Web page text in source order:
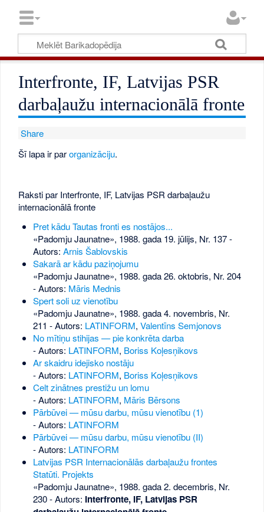
Interfronte, IF, Latvijas PSR
darbaļaužu internacionālā fronte
Share
Šī lapa ir parorganizāciju.
Raksti par Interfronte, IF, Latvijas PSR darbaļaužu
internacionālā fronte
Pret kādu Tautas fronti es nostājos...
«Padomju Jaunatne», 1988. gada 19. jūlijs, Nr. 137-
Autors: Arnis Šablovskis
Sakarā ar kādu paziņojumu
«Padomju Jaunatne», 1988. gada 26. oktobris, Nr. 204
- Autors: Māris Mednis
Spert soli uz vienotību
«Padomju Jaunatne», 1988. gada 4. novembris, Nr.
211 - Autors: LATINFORM, Valentīns Semjonovs
No mītiņu stihijas — pie konkrēta darba
- Autors: LATINFORM, Boriss Koļesņikovs
Ar skaidru idejisko nostāju
- Autors: LATINFORM, Boriss Koļesņikovs
Celt zinātnes prestižu un lomu
- Autors: LATINFORM, Māris Bērsons
Pārbūvei — mūsu darbu, mūsu vienotību (1)
- Autors: LATINFORM
Pārbūvei — mūsu darbu, mūsu vienotību (II)
- Autors: LATINFORM
Latvijas PSR Internacionālās darbaļaužu frontes
Statūti. Projekts
«Padomju Jaunatne», 1988. gada 2. decembris, Nr.
230- Autors: Interfronte, IF, Latvijas PSR